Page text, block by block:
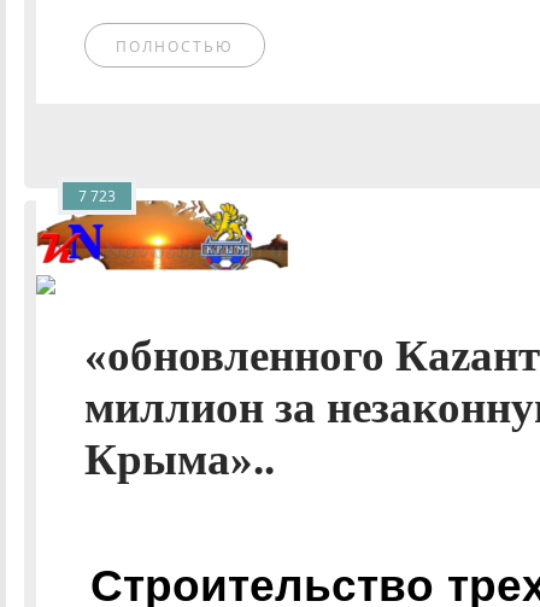
ПОЛНОСТЬЮ
«обновленного
миллион за
Крыма»..
Строительство
7 723